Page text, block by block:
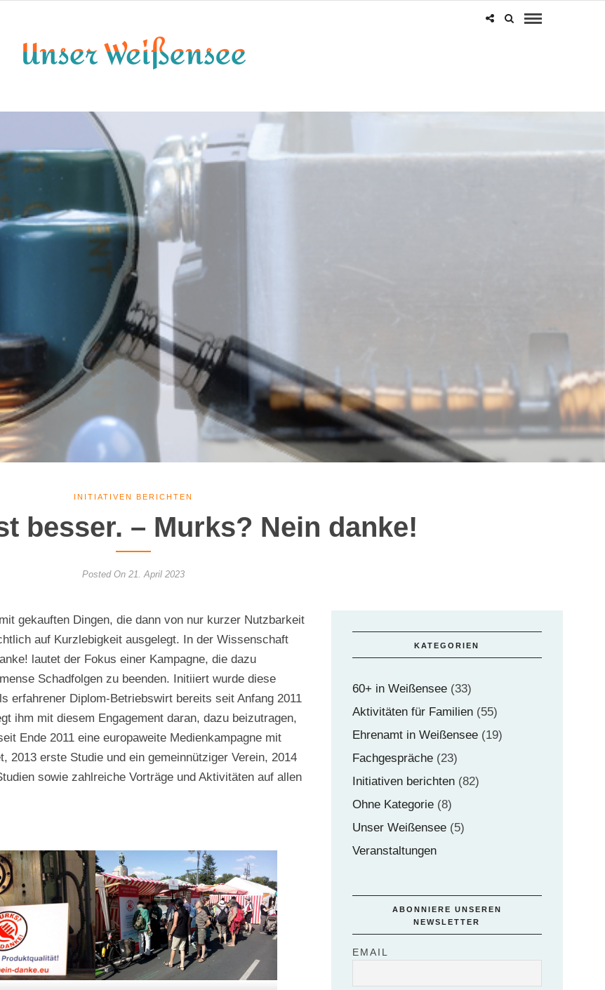
INITIATIVEN BERICHTEN
besser. – Murks? Nein danke!
Posted On 21. April 2023
gekauften Dingen, die dann von nur kurzer Nutzbarkeit
auf Kurzlebigkeit ausgelegt. In der Wissenschaft
lautet der Fokus einer Kampagne, die dazu
Schadfolgen zu beenden. Initiiert wurde diese
erfahrener Diplom-Betriebswirt bereits seit Anfang 2011
ihm mit diesem Engagement daran, dazu beizutragen,
Ende 2011 eine europaweite Medienkampagne mit
2013 erste Studie und ein gemeinnütziger Verein, 2014
sowie zahlreiche Vorträge und Aktivitäten auf allen
KATEGORIEN
60+ in Weißensee(33)
Aktivitäten für Familien(55)
Ehrenamt in Weißensee(19)
Fachgespräche(23)
Initiativen berichten(82)
Ohne Kategorie(8)
Unser Weißensee(5)
Veranstaltungen
ABONNIERE UNSEREN
NEWSLETTER
EMAIL